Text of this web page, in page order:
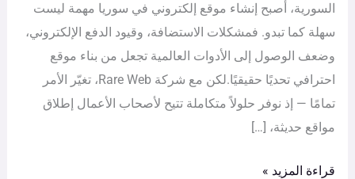
السورية، أصبح إنشاء موقع إلكتروني في سوريا مهمة ليست
سهلة كما تبدو. فمشكلات الاستضافة، وقيود الدفع الإلكتروني،
وضعف الوصول إلى الأدوات العالمية تجعل من بناء موقع
احترافي تحديًا حقيقيًا.لكن مع شركة Rare Web، تغيّر الأمر
تمامًا — إذ نوفر حلولاً متكاملة تتيح لأصحاب الأعمال إطلاق
مواقع حديثة، […]
قراءة المزيد »